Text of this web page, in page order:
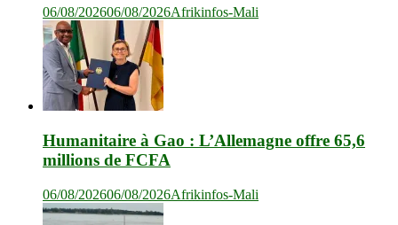
06/08/202606/08/2026Afrikinfos-Mali
Humanitaire à Gao : L’Allemagne offre 65,6
millions de FCFA
06/08/202606/08/2026Afrikinfos-Mali